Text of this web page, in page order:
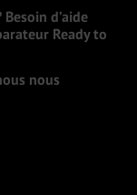
d’aide
Ready to
nous